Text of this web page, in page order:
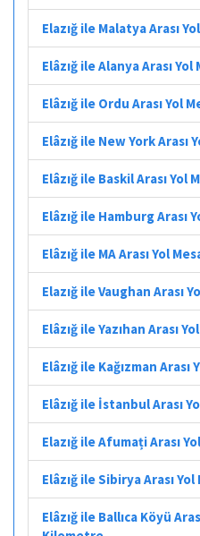
Elazığ ile Malatya Arası
Elâzığ ile Alanya Arası
Elâzığ ile Ordu Arası Yol
Elâzığ ile New York
Elâzığ ile Baskil Arası
Elâzığ ile Hamburg Arası
Elâzığ ile MA Arası Yol
Elazığ ile Vaughan Arası
Elâzığ ile Yazıhan Arası
Elâzığ ile Kağızman
Elâzığ ile İstanbul Arası
Elazığ ile Afumați Arası
Elâzığ ile Sibirya Arası
Elâzığ ile Ballıca Köyü